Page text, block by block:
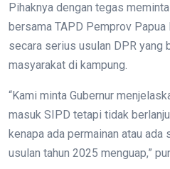
Pihaknya dengan tegas
bersama TAPD Pemprov
secara serius usulan DPR yang
masyarakat di kampung.
“Kami minta Gubernur
masuk SIPD tetapi tidak
kenapa ada permainan atau
usulan tahun 2025 menguap,”